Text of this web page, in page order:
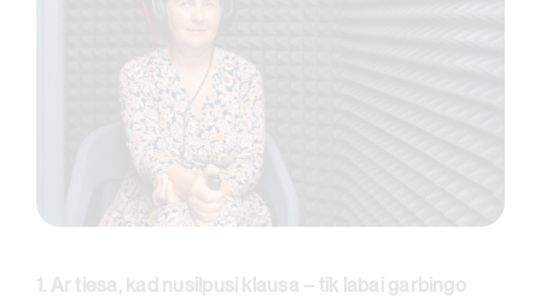
1. Ar tiesa, kad nusilpusi klausa – tik labai garbingo